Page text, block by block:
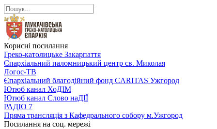
Корисні посилання
Греко-католицьке Закарпаття
Єпархіальний паломницький центр св. Миколая
Логос-ТВ
Єпархіальний благодійний фонд CARITAS Ужгород
Ютюб канал ХоДІМ
Ютюб канал Слово наДІЇ
РАДІО 7
Пряма трансляція з Кафедрального собору м.Ужгород
Посилання на соц. мережі